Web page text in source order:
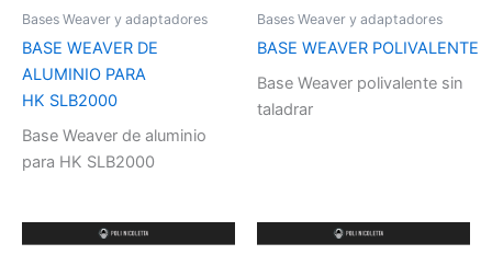
Bases Weaver y adaptadores
BASE WEAVER DE
ALUMINIO PARA
HK SLB2000
Base Weaver de aluminio
para HK SLB2000
Bases Weaver y adaptadores
BASE WEAVER POLIVALENTE
Base Weaver polivalente sin
taladrar